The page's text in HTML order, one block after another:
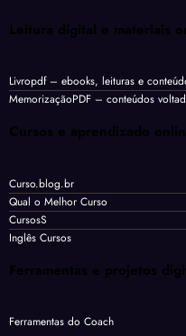
Leitura digital e materiais
Livropdf– ebooks, leituras e
MemorizaçãoPDF – conteúdos
Cursos e aprendizado
Curso.blog.br
Qual o Melhor Curso
CursosS
Inglês Cursos
Ferramentas e projetos
Ferramentas do Coach